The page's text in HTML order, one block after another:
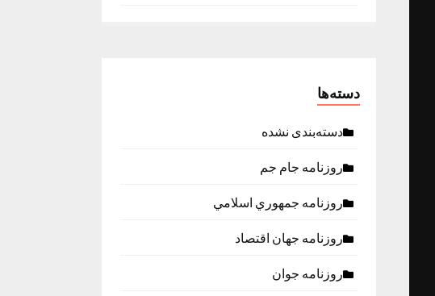
دسته‌ها
دسته‌بندی نشده
روزنامه جام جم
روزنامه جمهوري اسلامي
روزنامه جهان اقتصاد
روزنامه جوان